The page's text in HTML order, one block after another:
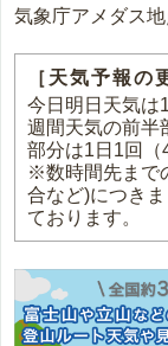
気象庁アメダス
［天気予報の
今日明日天気は
週間天気の前半
部分は1日1回（
※数時間先まで
合など)につき
ております。